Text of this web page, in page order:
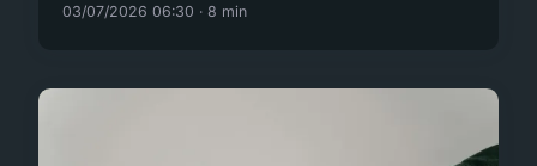
03/07/2026 06:30 · 8 min